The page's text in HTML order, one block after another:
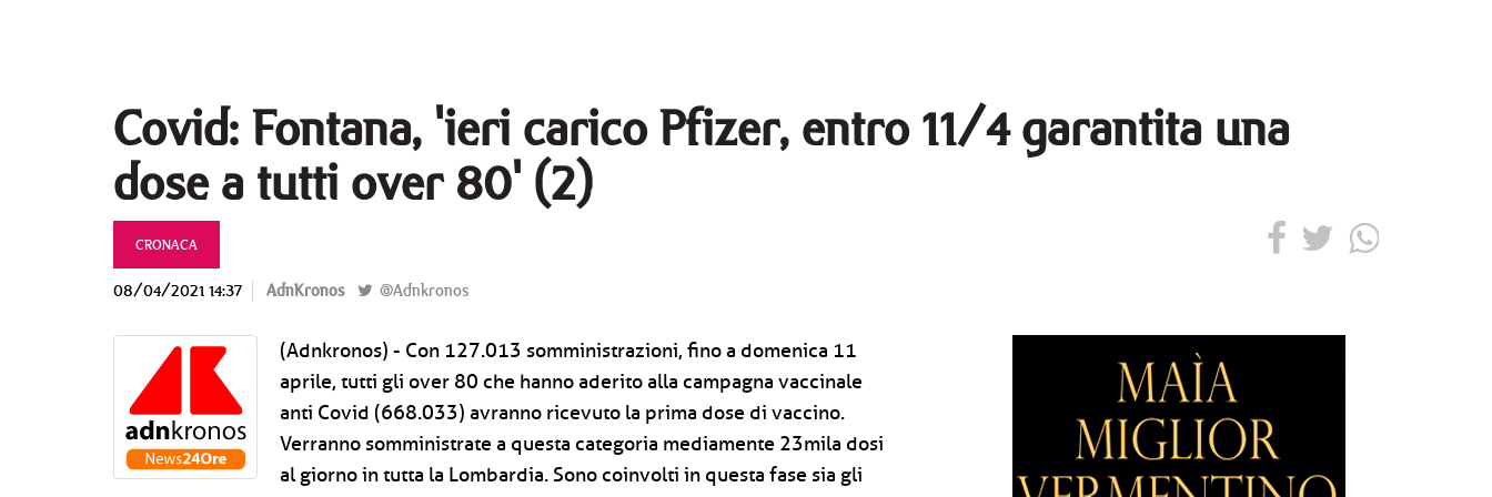
Covid: Fontana, 'ieri carico Pfizer, entro 11/4 garantita una
dose a tutti over 80' (2)
CRONACA
08/04/2021 14:37 AdnKronos @Adnkronos
(Adnkronos) - Con 127.013 somministrazioni, fino a domenica 11
aprile, tutti gli over 80 che hanno aderito alla campagna vaccinale
anti Covid (668.033) avranno ricevuto la prima dose di vaccino.
Verranno somministrate a questa categoria mediamente 23mila dosi
al giorno in tutta la Lombardia. Sono coinvolti in questa fase sia gli